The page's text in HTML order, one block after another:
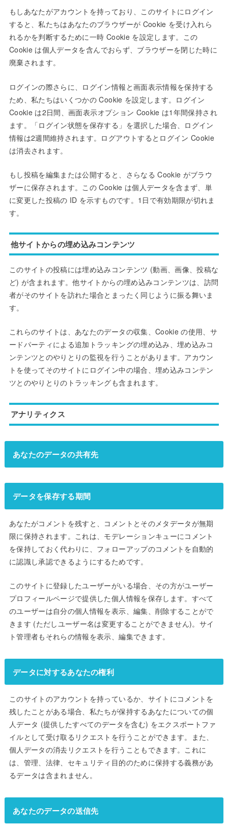
もしあなたがアカウントを持っており、このサイトにログイン
すると、私たちはあなたのブラウザーが Cookie を受け入れら
れるかを判断するために一時 Cookie を設定します。この
Cookie は個人データを含んでおらず、ブラウザーを閉じた時に
廃棄されます。
ログインの際さらに、ログイン情報と画面表示情報を保持する
ため、私たちはいくつかの Cookie を設定します。ログイン
Cookie は2日間、画面表示オプション Cookie は1年間保持され
ます。「ログイン状態を保存する」を選択した場合、ログイン
情報は2週間維持されます。ログアウトするとログイン Cookie
は消去されます。
もし投稿を編集または公開すると、さらなる Cookie がブラウ
ザーに保存されます。この Cookie は個人データを含まず、単
に変更した投稿の ID を示すものです。1日で有効期限が切れま
す。
他サイトからの埋め込みコンテンツ
このサイトの投稿には埋め込みコンテンツ (動画、画像、投稿な
ど) が含まれます。他サイトからの埋め込みコンテンツは、訪問
者がそのサイトを訪れた場合とまったく同じように振る舞いま
す。
これらのサイトは、あなたのデータの収集、Cookie の使用、サ
ードパーティによる追加トラッキングの埋め込み、埋め込みコ
ンテンツとのやりとりの監視を行うことがあります。アカウン
トを使ってそのサイトにログイン中の場合、埋め込みコンテン
ツとのやりとりのトラッキングも含まれます。
アナリティクス
あなたのデータの共有先
データを保存する期間
あなたがコメントを残すと、コメントとそのメタデータが無期
限に保持されます。これは、モデレーションキューにコメント
を保持しておく代わりに、フォローアップのコメントを自動的
に認識し承認できるようにするためです。
このサイトに登録したユーザーがいる場合、その方がユーザー
プロフィールページで提供した個人情報を保存します。すべて
のユーザーは自分の個人情報を表示、編集、削除することがで
きます (ただしユーザー名は変更することができません)。サイ
ト管理者もそれらの情報を表示、編集できます。
データに対するあなたの権利
このサイトのアカウントを持っているか、サイトにコメントを
残したことがある場合、私たちが保持するあなたについての個
人データ (提供したすべてのデータを含む) をエクスポートファ
イルとして受け取るリクエストを行うことができます。また、
個人データの消去リクエストを行うこともできます。これに
は、管理、法律、セキュリティ目的のために保持する義務があ
るデータは含まれません。
あなたのデータの送信先